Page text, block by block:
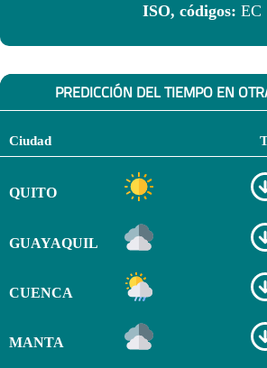
ISO, códigos: EC
PREDICCIÓN DEL TIEMPO EN
Ciudad
QUITO
GUAYAQUIL
CUENCA
MANTA